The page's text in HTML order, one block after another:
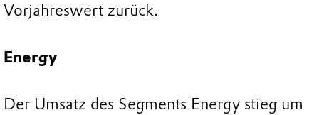
Vorjahreswert zurück.
Energy
Der Umsatz des Segments Energy stieg um